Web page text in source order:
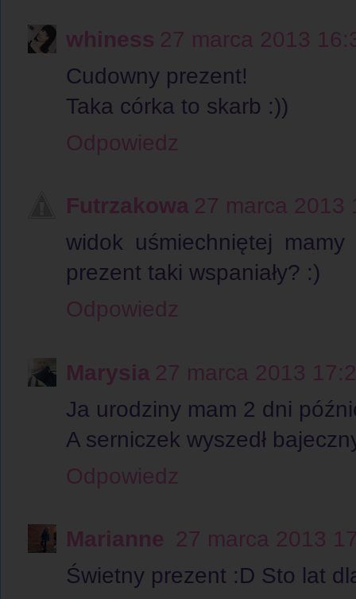
whiness 27 marca 2013
Cudowny prezent!
Taka córka to skarb :))
Odpowiedz
Futrzakowa 27 marca 2013
widok uśmiechniętej
prezent taki wspaniały? :)
Odpowiedz
Marysia 27 marca 2013
Ja urodziny mam 2 dni
A serniczek wyszedł
Odpowiedz
Marianne 27 marca 2013
Świetny prezent :D Sto lat